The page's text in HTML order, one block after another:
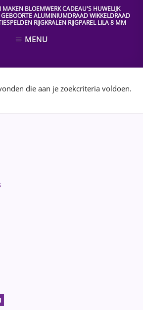
MAKEN BLOEMWERK CADEAU'S HUWELIJK
GEBOORTE ALUMINIUMDRAAD WIKKELDRAAD
RIJGKRALEN RIJGPAREL LILA 8 MM
MENU
die aan je zoekcriteria voldoen.